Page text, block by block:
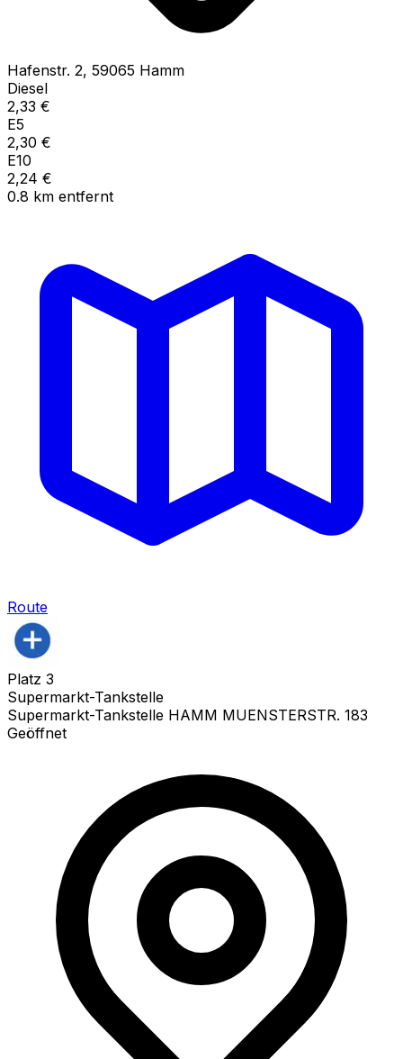
Hafenstr. 2, 59065 Hamm
Diesel
2,33 €
E5
2,30 €
E10
2,24 €
0.8 km entfernt
Route
Platz 3
Supermarkt-Tankstelle
Supermarkt-Tankstelle HAMM MUENSTERSTR. 183
Geöffnet